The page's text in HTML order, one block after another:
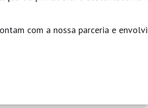
com a nossa parceria e